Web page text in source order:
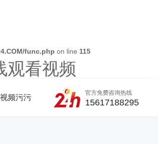
func.php on line 115
观看视频
频污污
官方免费咨询热线
15617188295